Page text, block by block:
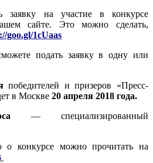
заявку на участие в конкурсе
сайте. Это можно сделать,
goo.gl/1cUaas
подать заявку в одну или
победителей и призеров «Пресс-
в Москве 20 апреля 2018 года.
— специализированный
конкурсе можно прочитать на